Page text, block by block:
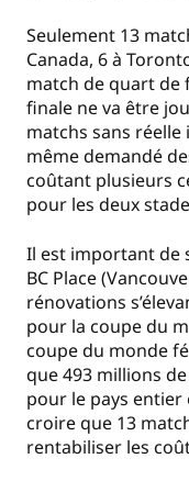
Seulement 13
Canada, 6 à
match de quart de
finale ne va être
matchs sans réelle
même demandé
coûtant plusieurs
pour les deux
Il est important de
BC Place
rénovations
pour la coupe du
coupe du monde
que 493 millions
pour le pays entier
croire que 13
rentabiliser les